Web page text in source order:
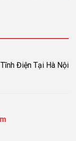
Điện Tại Hà Nội